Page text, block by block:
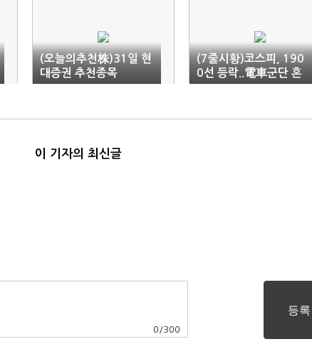
(오늘의추천株)31일 현
대증권 추천종목
(7줄시황)코스피, 190
0선 등락..電車군단 혼
조세(13:10)
이 기자의 최신글
0 /300